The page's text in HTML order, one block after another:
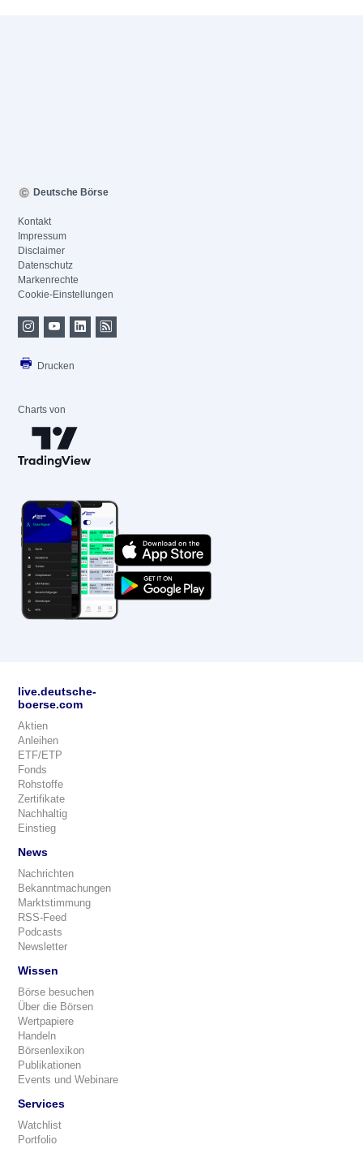
Deutsche Börse
Kontakt
Impressum
Disclaimer
Datenschutz
Markenrechte
Cookie-Einstellungen
Drucken
Charts von
live.deutsche-
boerse.com
Aktien
Anleihen
ETF/ETP
Fonds
Rohstoffe
Zertifikate
Nachhaltig
Einstieg
News
Nachrichten
Bekanntmachungen
Marktstimmung
RSS-Feed
Podcasts
Newsletter
Wissen
Börse besuchen
Über die Börsen
Wertpapiere
Handeln
Börsenlexikon
Publikationen
Events und Webinare
Services
Watchlist
Portfolio